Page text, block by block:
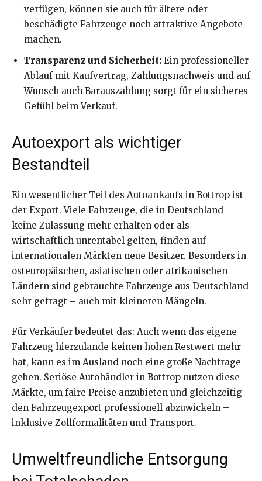
verfügen, können sie auch für ältere oder
beschädigte Fahrzeuge noch attraktive Angebote
machen.
Transparenz und Sicherheit: Ein professioneller
Ablauf mit Kaufvertrag, Zahlungsnachweis und auf
Wunsch auch Barauszahlung sorgt für ein sicheres
Gefühl beim Verkauf.
Autoexport als wichtiger
Bestandteil
Ein wesentlicher Teil des Autoankaufs in Bottrop ist
der Export. Viele Fahrzeuge, die in Deutschland
keine Zulassung mehr erhalten oder als
wirtschaftlich unrentabel gelten, finden auf
internationalen Märkten neue Besitzer. Besonders in
osteuropäischen, asiatischen oder afrikanischen
Ländern sind gebrauchte Fahrzeuge aus Deutschland
sehr gefragt – auch mit kleineren Mängeln.
Für Verkäufer bedeutet das: Auch wenn das eigene
Fahrzeug hierzulande keinen hohen Restwert mehr
hat, kann es im Ausland noch eine große Nachfrage
geben. Seriöse Autohändler in Bottrop nutzen diese
Märkte, um faire Preise anzubieten und gleichzeitig
den Fahrzeugexport professionell abzuwickeln –
inklusive Zollformalitäten und Transport.
Umweltfreundliche Entsorgung